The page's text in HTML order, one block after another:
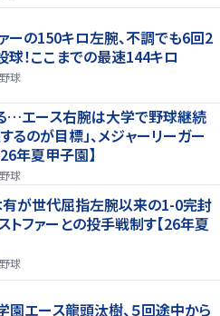
ーの150キロ左腕、不調でも6回2
！ここまでの最速144キロ
野球
…エース右腕は大学で野球継続
るのが目標」、メジャーリーガー
年夏甲子園】
野球
有が世代屈指左腕以来の1-0完封
トファーとの投手戦制す【26年夏
野球
園エース龍頭汰樹、５回途中から